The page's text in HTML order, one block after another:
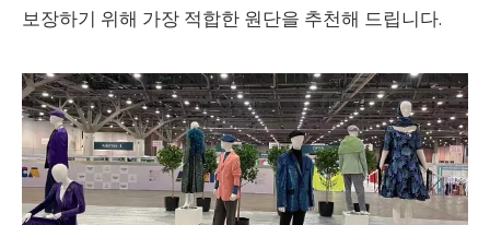
보장하기 위해 가장 적합한 원단을 추천해 드립니다.